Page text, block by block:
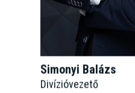
Simonyi Balázs
Divízióvezető